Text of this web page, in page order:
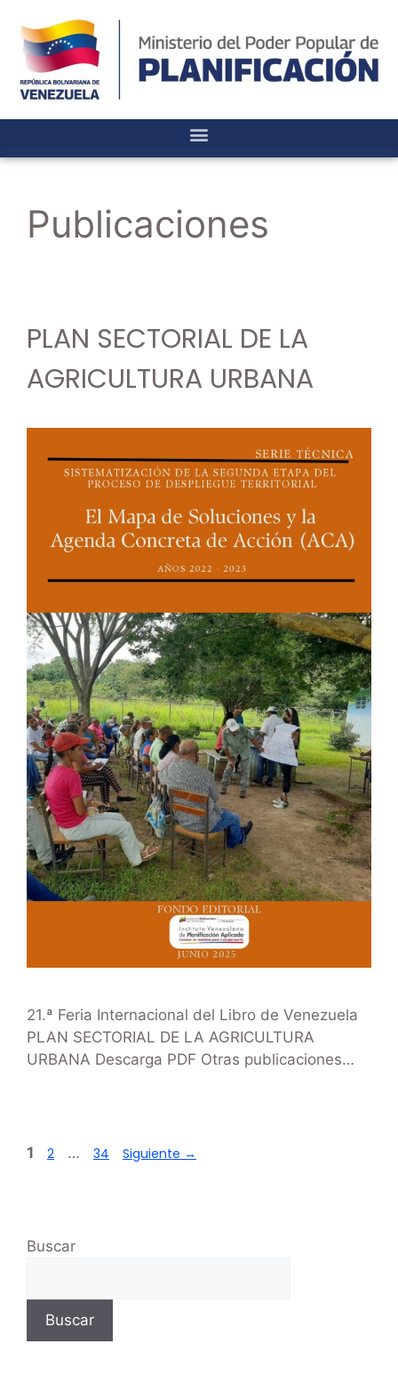
Publicaciones
PLAN SECTORIAL DE LA
AGRICULTURA URBANA
21.ª Feria Internacional del Libro de Venezuela
PLAN SECTORIAL DE LA AGRICULTURA
URBANA Descarga PDF Otras publicaciones​…
1 2 … 34 Siguiente →
Buscar
Buscar